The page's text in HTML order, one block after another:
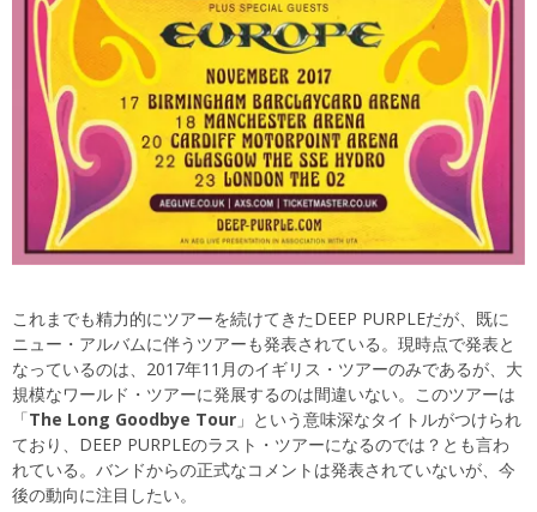
これまでも精力的にツアーを続けてきたDEEP PURPLEだが、既に
ニュー・アルバムに伴うツアーも発表されている。現時点で発表と
なっているのは、2017年11月のイギリス・ツアーのみであるが、大
規模なワールド・ツアーに発展するのは間違いない。このツアーは
「The Long Goodbye Tour 」という意味深なタイトルがつけられ
ており、DEEP PURPLEのラスト・ツアーになるのでは？とも言わ
れている。バンドからの正式なコメントは発表されていないが、今
後の動向に注目したい。